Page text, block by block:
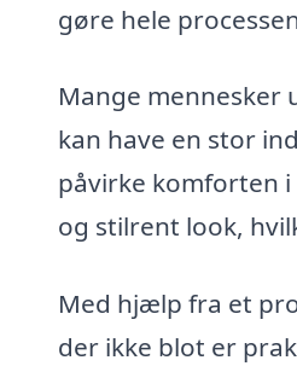
gøre hele
Mange
kan have en stor
påvirke komforten
og stilrent look,
Med hjælp fra et
der ikke blot er